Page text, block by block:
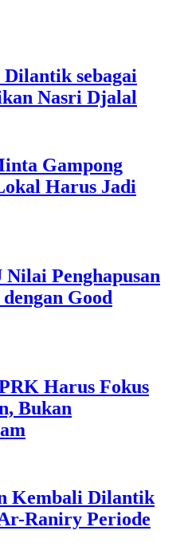
sebagai
Nasri Djalal
Gampong
Harus Jadi
Penghapusan
Good
Harus Fokus
Bukan
Kembali Dilantik
Raniry Periode